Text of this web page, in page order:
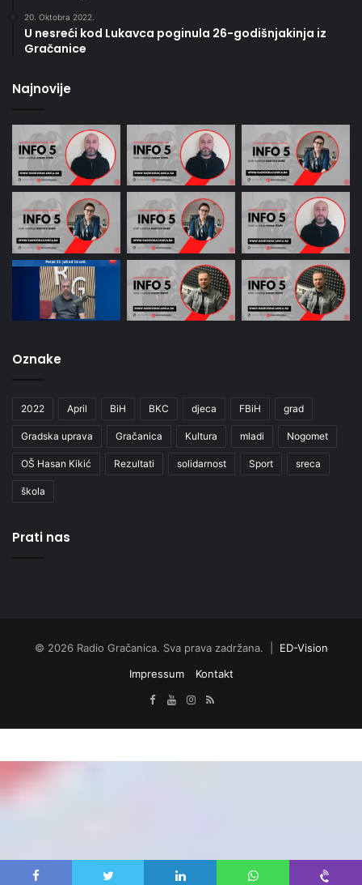
20. Oktobra 2022.
U nesreći kod Lukavca poginula 26-godišnjakinja iz
Gračanice
Najnovije
Oznake
2022 April BiH BKC djeca FBiH grad
Gradska uprava Gračanica Kultura mladi Nogomet
OŠ Hasan Kikić Rezultati solidarnost Sport sreca
škola
Prati nas
© 2026 Radio Gračanica. Sva prava zadržana. | ED-Vision
Impressum
Kontakt